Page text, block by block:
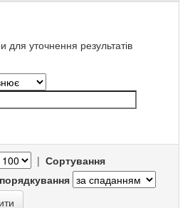
для уточнення результатів
| Сортування